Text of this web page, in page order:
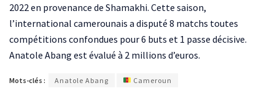
2022 en provenance de Shamakhi. Cette saison,
l’international camerounais a disputé 8 matchs toutes
compétitions confondues pour 6 buts et 1 passe décisive.
Anatole Abang est évalué à 2 millions d’euros.
Mots-clés : Anatole Abang Cameroun